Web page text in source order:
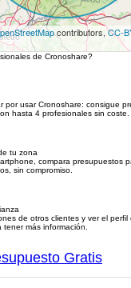
contributors,CC-
de Cronoshare?
por usar Cronoshare: consigue
hasta 4 profesionales sin coste.
tu zona
compara presupuestos
sin compromiso.
de otros clientes y ver el perfil
más información.
Gratis